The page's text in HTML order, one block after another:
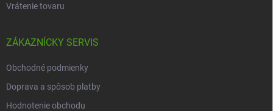
Vrátenie tovaru
ZÁKAZNÍCKY SERVIS
Obchodné podmienky
Doprava a spôsob platby
Hodnotenie obchodu